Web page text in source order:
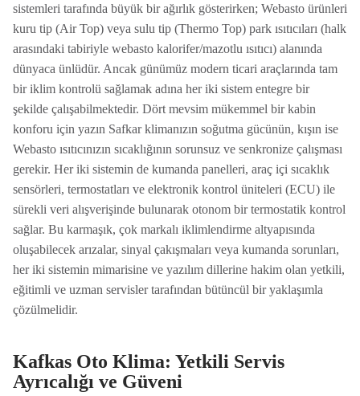
sistemleri tarafında büyük bir ağırlık gösterirken; Webasto ürünleri
kuru tip (Air Top) veya sulu tip (Thermo Top) park ısıtıcıları (halk
arasındaki tabiriyle webasto kalorifer/mazotlu ısıtıcı) alanında
dünyaca ünlüdür. Ancak günümüz modern ticari araçlarında tam
bir iklim kontrolü sağlamak adına her iki sistem entegre bir
şekilde çalışabilmektedir. Dört mevsim mükemmel bir kabin
konforu için yazın Safkar klimanızın soğutma gücünün, kışın ise
Webasto ısıtıcınızın sıcaklığının sorunsuz ve senkronize çalışması
gerekir. Her iki sistemin de kumanda panelleri, araç içi sıcaklık
sensörleri, termostatları ve elektronik kontrol üniteleri (ECU) ile
sürekli veri alışverişinde bulunarak otonom bir termostatik kontrol
sağlar. Bu karmaşık, çok markalı iklimlendirme altyapısında
oluşabilecek arızalar, sinyal çakışmaları veya kumanda sorunları,
her iki sistemin mimarisine ve yazılım dillerine hakim olan yetkili,
eğitimli ve uzman servisler tarafından bütüncül bir yaklaşımla
çözülmelidir.
Kafkas Oto Klima: Yetkili Servis
Ayrıcalığı ve Güveni